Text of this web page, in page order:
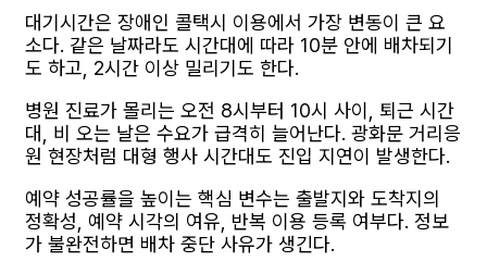
대기시간은 장애인 콜택시 이용에서 가장 변동이 큰 요
소다. 같은 날짜라도 시간대에 따라 10분 안에 배차되기
도 하고, 2시간 이상 밀리기도 한다.
병원 진료가 몰리는 오전 8시부터 10시 사이, 퇴근 시간
대, 비 오는 날은 수요가 급격히 늘어난다. 광화문 거리응
원 현장처럼 대형 행사 시간대도 진입 지연이 발생한다.
예약 성공률을 높이는 핵심 변수는 출발지와 도착지의
정확성, 예약 시각의 여유, 반복 이용 등록 여부다. 정보
가 불완전하면 배차 중단 사유가 생긴다.